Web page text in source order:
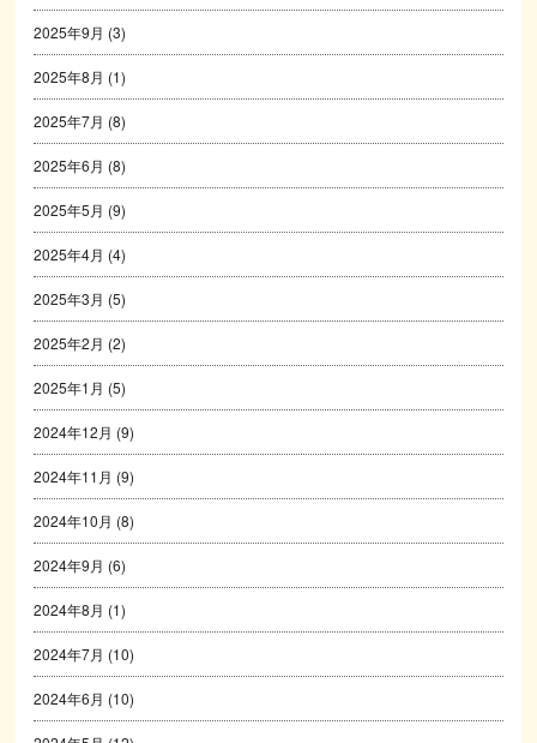
2025年9月 (3)
2025年8月 (1)
2025年7月 (8)
2025年6月 (8)
2025年5月 (9)
2025年4月 (4)
2025年3月 (5)
2025年2月 (2)
2025年1月 (5)
2024年12月 (9)
2024年11月 (9)
2024年10月 (8)
2024年9月 (6)
2024年8月 (1)
2024年7月 (10)
2024年6月 (10)